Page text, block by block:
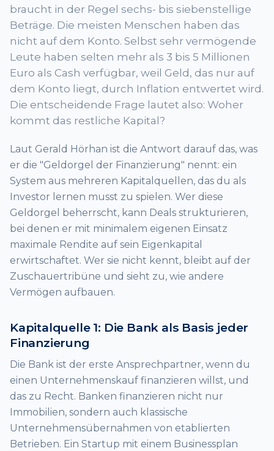
braucht in der Regel sechs- bis siebenstellige
Beträge. Die meisten Menschen haben das
nicht auf dem Konto. Selbst sehr vermögende
Leute haben selten mehr als 3 bis 5 Millionen
Euro als Cash verfügbar, weil Geld, das nur auf
dem Konto liegt, durch Inflation entwertet wird.
Die entscheidende Frage lautet also: Woher
kommt das restliche Kapital?
Laut Gerald Hörhan ist die Antwort darauf das, was
er die "Geldorgel der Finanzierung" nennt: ein
System aus mehreren Kapitalquellen, das du als
Investor lernen musst zu spielen. Wer diese
Geldorgel beherrscht, kann Deals strukturieren,
bei denen er mit minimalem eigenen Einsatz
maximale Rendite auf sein Eigenkapital
erwirtschaftet. Wer sie nicht kennt, bleibt auf der
Zuschauertribüne und sieht zu, wie andere
Vermögen aufbauen.
Kapitalquelle 1: Die Bank als Basis jeder
Finanzierung
Die Bank ist der erste Ansprechpartner, wenn du
einen Unternehmenskauf finanzieren willst, und
das zu Recht. Banken finanzieren nicht nur
Immobilien, sondern auch klassische
Unternehmensübernahmen von etablierten
Betrieben. Ein Startup mit einem Businessplan